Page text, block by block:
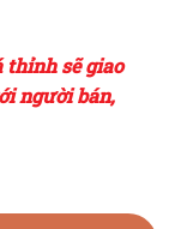
thỉnh sẽ giao
người bán,
Ultabati Singing